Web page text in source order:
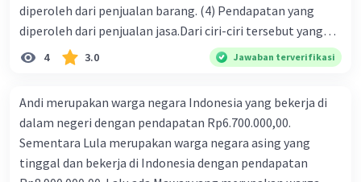
diperoleh dari penjualan barang. (4) Pendapatan yang
diperoleh dari penjualan jasa.Dari ciri-ciri tersebut yang
merupakan ciri dari perusahaan dagang ditunjukan pada
nomor…. a. 1 dan 3 b. 3 dan 4 c. 2 dan 3 d. 1 dan 2 e. 2 dan 4
4 3.0 Jawaban terverifikasi
Andi merupakan warga negara Indonesia yang bekerja di
dalam negeri dengan pendapatan Rp6.700.000,00.
Sementara Lula merupakan warga negara asing yang
tinggal dan bekerja di Indonesia dengan pendapatan